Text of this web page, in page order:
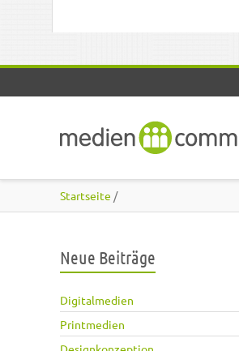
Startseite /
Neue Beiträge
Digitalmedien
Printmedien